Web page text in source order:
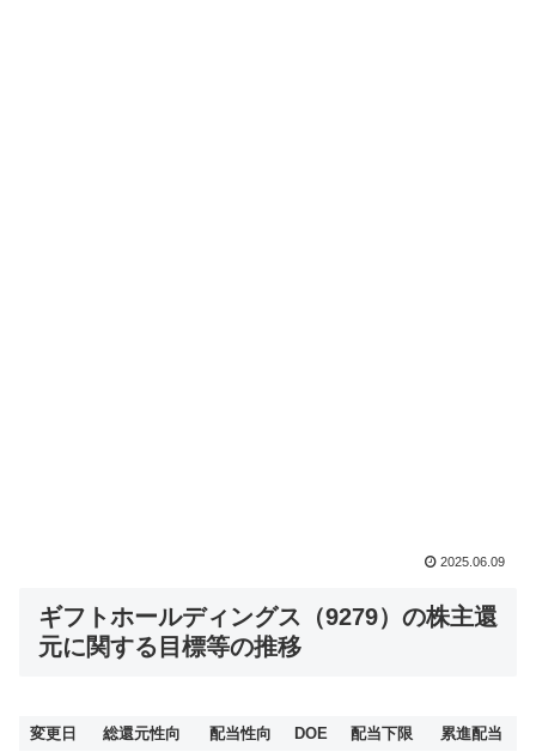
2025.06.09
ギフトホールディングス（9279）の株主還
元に関する目標等の推移
変更日 総還元性向 配当性向 DOE 配当下限
累進配当